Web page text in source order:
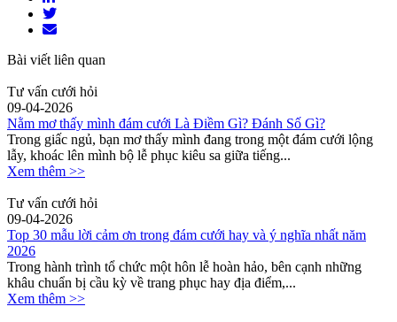
Bài viết liên quan
Tư vấn cưới hỏi
09-04-2026
Nằm mơ thấy mình đám cưới Là Điềm Gì? Đánh Số Gì?
Trong giấc ngủ, bạn mơ thấy mình đang trong một đám cưới lộng
lẫy, khoác lên mình bộ lễ phục kiêu sa giữa tiếng...
Xem thêm >>
Tư vấn cưới hỏi
09-04-2026
Top 30 mẫu lời cảm ơn trong đám cưới hay và ý nghĩa nhất năm
2026
Trong hành trình tổ chức một hôn lễ hoàn hảo, bên cạnh những
khâu chuẩn bị cầu kỳ về trang phục hay địa điểm,...
Xem thêm >>